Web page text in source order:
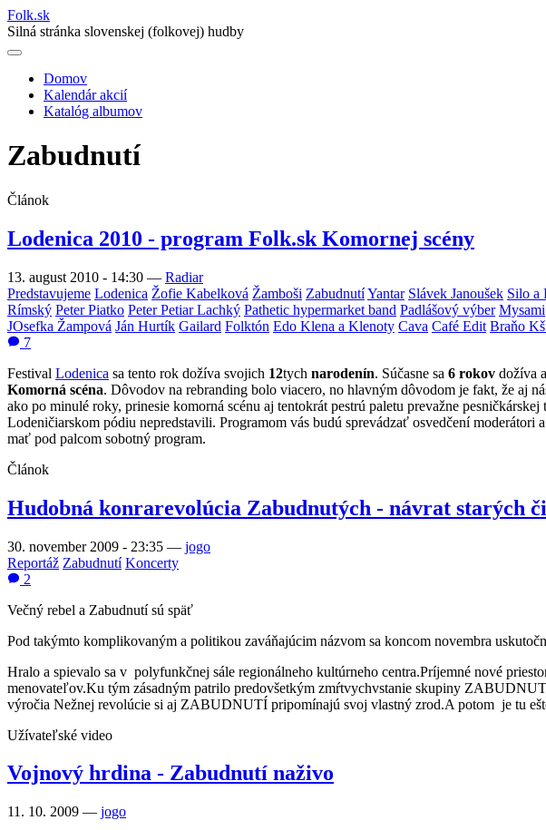
Folk.sk
Silná stránka slovenskej (folkovej) hudby
Main
navigation
Domov
Kalendár akcií
Katalóg albumov
Zabudnutí
Článok
Lodenica 2010 - program Folk.sk Komornej scény
13. august 2010 - 14:30 — Radiar
Predstavujeme Lodenica Žofie Kabelková Žamboši ZabudnutíYantar Slávek Janoušek Silo a
Rímský Peter Piatko Peter Petiar Lachký Pathetic hypermarket band Padlášový výber Mysami
JOsefka Žampová Ján Hurtík Gailard Folktón Edo Klena a Klenoty Cava Café Edit Braňo
7
Festival Lodenica sa tento rok dožíva svojich 12tych narodenín. Súčasne sa 6 rokov dožíva
Komorná scéna. Dôvodov na rebranding bolo viacero, no hlavným dôvodom je fakt, že aj
ako po minulé roky, prinesie komorná scénu aj tentokrát pestrú paletu prevažne
Lodeničiarskom pódiu nepredstavili. Programom vás budú sprevádzať osvedčení moderátori
mať pod palcom sobotný program.
Článok
Hudobná konrarevolúcia Zabudnutých - návrat starých
30. november 2009 - 23:35 — jogo
Reportáž Zabudnutí Koncerty
2
Večný rebel a Zabudnutí sú späť
Pod takýmto komplikovaným a politikou zaváňajúcim názvom sa koncom novembra
Hralo a spievalo sa v polyfunkčnej sále regionálneho kultúrneho centra.Príjemné nové
menovateľov.Ku tým zásadným patrilo predovšetkým zmŕtvychvstanie skupiny
výročia Nežnej revolúcie si aj ZABUDNUTÍ pripomínajú svoj vlastný zrod.A potom je tu
Užívateľské video
Vojnový hrdina - Zabudnutí naživo
11. 10. 2009 — jogo